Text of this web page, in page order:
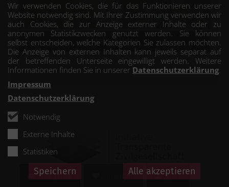
Wir verwenden Cookies, die für das Funktionieren unserer
Website notwendig sind. Mit Ihrer Zustimmung verwenden wir
auch Cookies, die zur Anzeige externer Inhalte oder zu
anonymen Statistikzwecken genutzt werden. Sie können
selbst entscheiden, welche Kategorien Sie zulassen möchten.
Die Anzeige von externen Inhalten kann jeweils separat auf
der betreffenden Unterseite eingewilligt werden. Weitere
Informationen finden Sie in unserer Datenschutzerklärung.
Notwendig
Externe Inhalte
Statistiken
Speichern Alle akzeptieren
Impressum
Datenschutzerklärung
Mehr Bilder
125 Jahre Spenden Jobs